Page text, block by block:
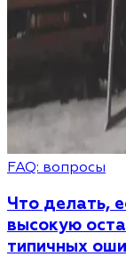
FAQ: вопросы
Что делать,
высокую
типичных